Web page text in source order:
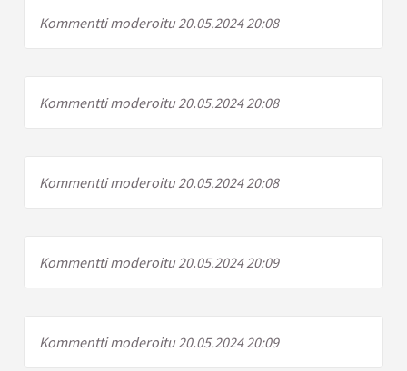
Kommentti moderoitu 20.05.2024 20:08
Kommentti moderoitu 20.05.2024 20:08
Kommentti moderoitu 20.05.2024 20:08
Kommentti moderoitu 20.05.2024 20:09
Kommentti moderoitu 20.05.2024 20:09